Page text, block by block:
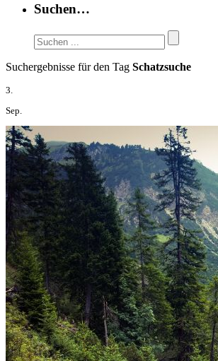
Suchen…
Suchergebnisse für den Tag Schatzsuche
3.
Sep.